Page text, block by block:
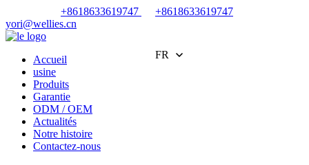
+8618633619747
+8618633619747
yori@wellies.cn
FR
Accueil
usine
Produits
Garantie
ODM / OEM
Actualités
Notre histoire
Contactez-nous